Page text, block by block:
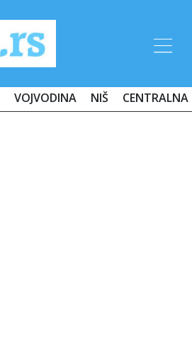
VOJVODINA NIŠ CENTRALNA